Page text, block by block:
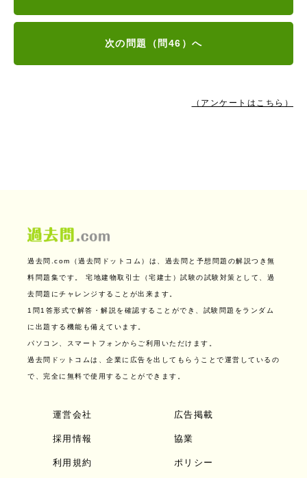
次の問題（問46）へ
（アンケートはこちら）
過去問.com（過去問ドットコム）は、過去問と予想問題の解説つき無
料問題集です。 宅地建物取引士（宅建士）試験の試験対策として、過
去問題にチャレンジすることが出来ます。
1問1答形式で解答・解説を確認することができ、試験問題をランダム
に出題する機能も備えています。
パソコン、スマートフォンからご利用いただけます。
過去問ドットコムは、企業に広告を出してもらうことで運営しているの
で、完全に無料で使用することができます。
運営会社 広告掲載
採用情報 協業
利用規約 ポリシー